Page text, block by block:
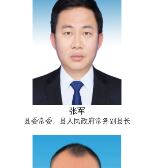
张军
县委常委、县人民政府常务副县长